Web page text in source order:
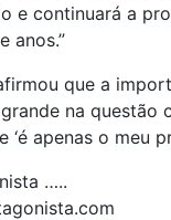
e continuará a
anos.”
que a
na questão
apenas o meu
…..